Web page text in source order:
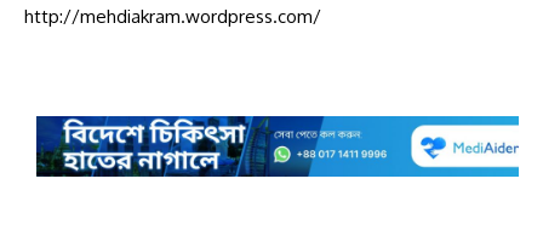
http://mehdiakram.wordpress.com/